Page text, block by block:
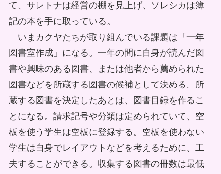
て、サレトナは経営の棚を見上げ、ソレシカは簿
記の本を手に取っている。
いまカクヤたちが取り組んでいる課題は「一年
図書室作成」になる。一年の間に自身が読んだ図
書や興味のある図書、または他者から薦められた
図書などを所蔵する図書の候補として決める。所
蔵する図書を決定したあとは、図書目録を作るこ
とになる。請求記号や分類は定められていて、空
板を使う学生は空板に登録する。空板を使わない
学生は自身でレイアウトなどを考えるために、工
夫することができる。収集する図書の冊数は最低